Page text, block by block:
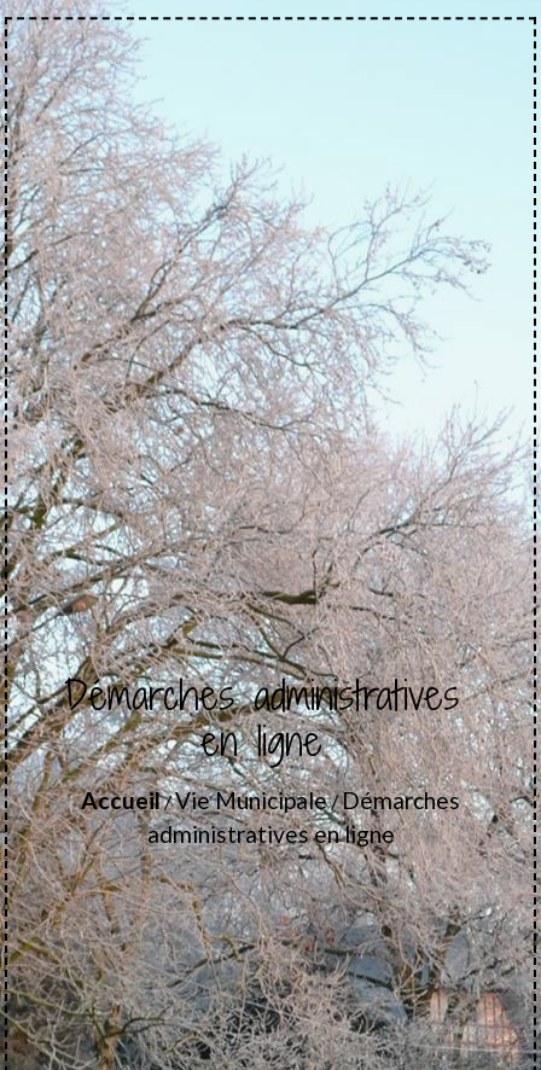
Démarches administratives
en ligne
Accueil/Vie Municipale/Démarches
administratives en ligne